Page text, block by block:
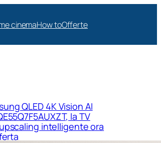
cinemaHow toOfferte
QLED 4K Vision AI
la TV
intelligente ora